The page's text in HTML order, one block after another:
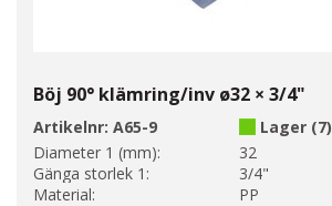
Böj 90° klämring/inv ø32 × 3/4"
Artikelnr: A65-9
Lager (7)
Diameter 1 (mm):
32
Gänga storlek 1:
3/4"
Material:
PP